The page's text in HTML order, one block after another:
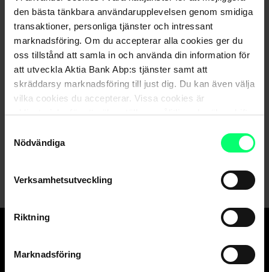
den bästa tänkbara användarupplevelsen genom smidiga
transaktioner, personliga tjänster och intressant
marknadsföring. Om du accepterar alla cookies ger du
oss tillstånd att samla in och använda din information för
att utveckla Aktia Bank Abp:s tjänster samt att
skräddarsy marknadsföring till just dig. Du kan även välja
vilka cookies du accepterar. Vissa cookies är
obligatoriska för att säkerställa en pålitlig och säker drift
Nödvändiga
Verksamhetsutveckling
Riktning
Marknadsföring
Kontaktuppgifter
Aktia Kuopio
Plats på kartan
Den goda banken.